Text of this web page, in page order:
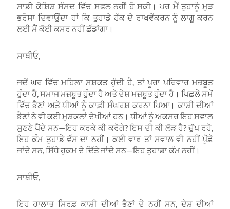
ਸਾਡੀ ਕੋਸ਼ਿਸ਼ ਸੰਸਦ ਵਿੱਚ ਸਫਲ ਨਹੀਂ ਹੋ ਸਕੀ। ਪਰ ਮੈਂ ਤੁਹਾਨੂੰ ਮੁੜ
ਭਰੋਸਾ ਦਿਵਾਉਂਦਾ ਹਾਂ ਕਿ ਤੁਹਾਡੇ ਹੱਕ ਦੇ ਰਾਖਵੇਂਕਰਨ ਨੂੰ ਲਾਗੂ ਕਰਨ
ਲਈ ਮੈਂ ਕੋਈ ਕਸਰ ਨਹੀਂ ਛੱਡਾਂਗਾ।
ਸਾਥੀਓ,
ਜਦੋਂ ਘਰ ਵਿੱਚ ਮਹਿਲਾ ਸਸ਼ਕਤ ਹੁੰਦੀ ਹੈ, ਤਾਂ ਪੂਰਾ ਪਰਿਵਾਰ ਮਜ਼ਬੂਤ
ਹੁੰਦਾ ਹੈ, ਸਮਾਜ ਮਜ਼ਬੂਤ ਹੁੰਦਾ ਹੈ ਅਤੇ ਦੇਸ਼ ਮਜ਼ਬੂਤ ਹੁੰਦਾ ਹੈ। ਪਿਛਲੇ ਸਮੇਂ
ਵਿੱਚ ਭੈਣਾਂ ਅਤੇ ਧੀਆਂ ਨੂੰ ਕਾਫ਼ੀ ਸੰਘਰਸ਼ ਕਰਨਾ ਪਿਆ। ਕਾਸ਼ੀ ਦੀਆਂ
ਭੈਣਾਂ ਨੇ ਵੀ ਕਈ ਮੁਸ਼ਕਲਾਂ ਦੇਖੀਆਂ ਹਨ। ਧੀਆਂ ਨੂੰ ਅਕਸਰ ਇਹ ਸਵਾਲ
ਸੁਣਣੇ ਪੈਂਦੇ ਸਨ—ਇਹ ਕਰਕੇ ਕੀ ਕਰੋਗੇ? ਇਸ ਦੀ ਕੀ ਲੋੜ ਹੈ? ਚੁੱਪ ਰਹੋ,
ਇਹ ਕੰਮ ਤੁਹਾਡੇ ਵੱਸ ਦਾ ਨਹੀਂ। ਕਈ ਵਾਰ ਤਾਂ ਸਵਾਲ ਵੀ ਨਹੀਂ ਪੁੱਛੇ
ਜਾਂਦੇ ਸਨ, ਸਿੱਧੇ ਹੁਕਮ ਦੇ ਦਿੱਤੇ ਜਾਂਦੇ ਸਨ—ਇਹ ਤੁਹਾਡਾ ਕੰਮ ਨਹੀਂ।
ਸਾਥੀਓ,
ਇਹ ਹਾਲਾਤ ਸਿਰਫ਼ ਕਾਸ਼ੀ ਦੀਆਂ ਭੈਣਾਂ ਦੇ ਨਹੀਂ ਸਨ, ਦੇਸ਼ ਦੀਆਂ